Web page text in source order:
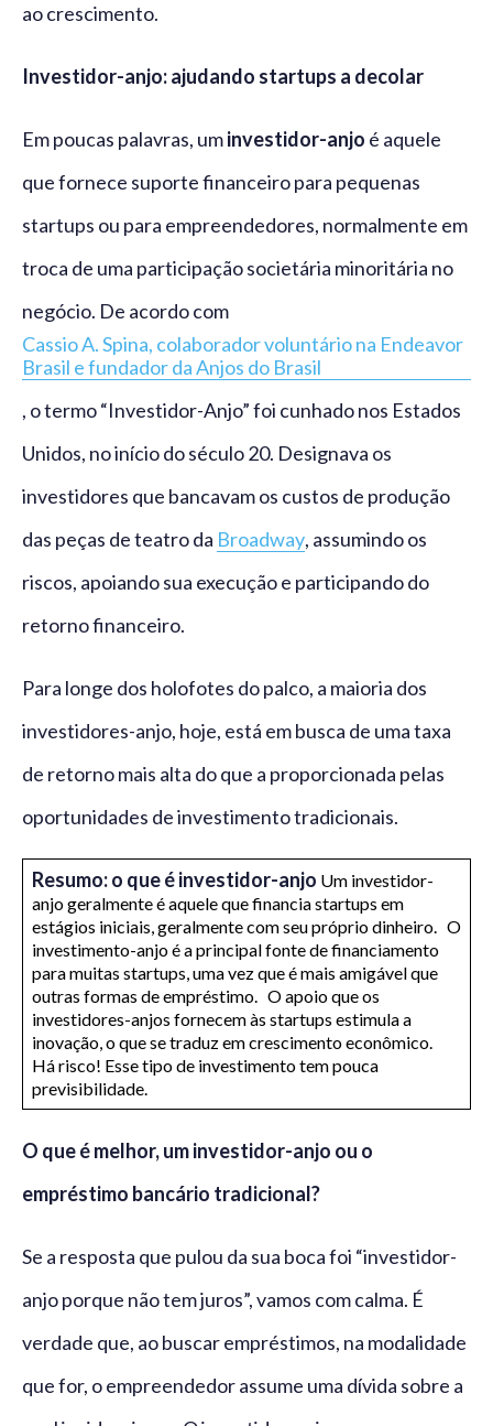
ao crescimento.
Investidor-anjo: ajudando startups a decolar
Em poucas palavras, uminvestidor-anjo é aquele
que fornece suporte financeiro para pequenas
startups ou para empreendedores, normalmente em
troca de uma participação societária minoritária no
negócio. De acordo com
Cassio A. Spina, colaborador voluntário na Endeavor
Brasil e fundador da Anjos do Brasil
, o termo “Investidor-Anjo” foi cunhado nos Estados
Unidos, no início do século 20. Designava os
investidores que bancavam os custos de produção
das peças de teatro da Broadway, assumindo os
riscos, apoiando sua execução e participando do
retorno financeiro.
Para longe dos holofotes do palco, a maioria dos
investidores-anjo, hoje, está em busca de uma taxa
de retorno mais alta do que a proporcionada pelas
oportunidades de investimento tradicionais.
Resumo: o que é investidor-anjo Um investidor-
anjo geralmente é aquele que financia startups em
estágios iniciais, geralmente com seu próprio dinheiro. O
investimento-anjo é a principal fonte de financiamento
para muitas startups, uma vez que é mais amigável que
outras formas de empréstimo. O apoio que os
investidores-anjos fornecem às startups estimula a
inovação, o que se traduz em crescimento econômico.
Há risco! Esse tipo de investimento tem pouca
previsibilidade.
O que é melhor, um investidor-anjo ou o
empréstimo bancário tradicional?
Se a resposta que pulou da sua boca foi “investidor-
anjo porque não tem juros”, vamos com calma. É
verdade que, ao buscar empréstimos, na modalidade
que for, o empreendedor assume uma dívida sobre a